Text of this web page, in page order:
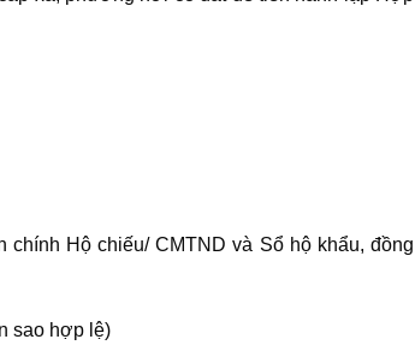
Hộ chiếu/ CMTND và Sổ hộ khẩu, đồng
sao hợp lệ)